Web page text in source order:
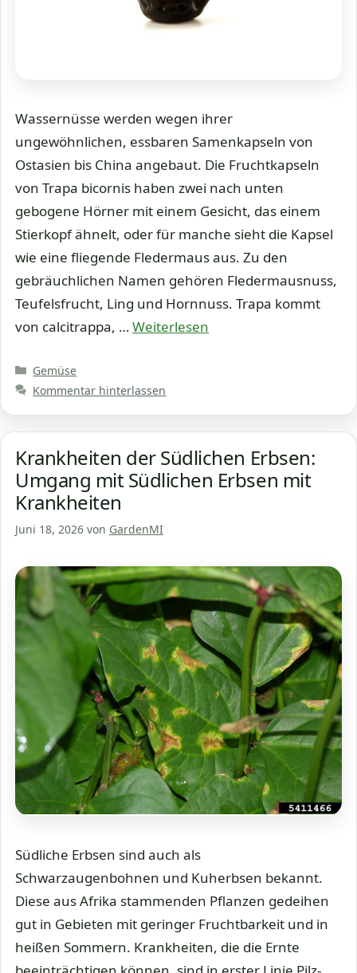
Wassernüsse werden wegen ihrer
ungewöhnlichen, essbaren Samenkapseln von
Ostasien bis China angebaut. Die Fruchtkapseln
von Trapa bicornis haben zwei nach unten
gebogene Hörner mit einem Gesicht, das einem
Stierkopf ähnelt, oder für manche sieht die Kapsel
wie eine fliegende Fledermaus aus. Zu den
gebräuchlichen Namen gehören Fledermausnuss,
Teufelsfrucht, Ling und Hornnuss. Trapa kommt
von calcitrappa, …Weiterlesen
Kategorien
Gemüse
Kommentar hinterlassen
Krankheiten der Südlichen Erbsen:
Umgang mit Südlichen Erbsen mit
Krankheiten
Juni 18, 2026 von GardenMI
Südliche Erbsen sind auch als
Schwarzaugenbohnen und Kuherbsen bekannt.
Diese aus Afrika stammenden Pflanzen gedeihen
gut in Gebieten mit geringer Fruchtbarkeit und in
heißen Sommern. Krankheiten, die die Ernte